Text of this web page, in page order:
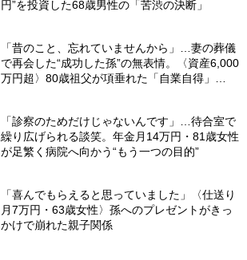
円”を投資した68歳男性の「苦渋の決断」
「昔のこと、忘れていませんから」…妻の葬儀
で再会した“成功した孫”の無表情。〈資産6,000
万円超〉80歳祖父が項垂れた「自業自得」
「診察のためだけじゃないんです」…待合室で
繰り広げられる談笑。年金月14万円・81歳女性
が足繁く病院へ向かう“もう一つの目的”
「喜んでもらえると思っていました」〈仕送り
月7万円・63歳女性〉孫へのプレゼントがきっ
かけで崩れた親子関係